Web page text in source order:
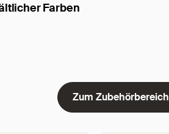
Farben
Zum Zubehörbereich